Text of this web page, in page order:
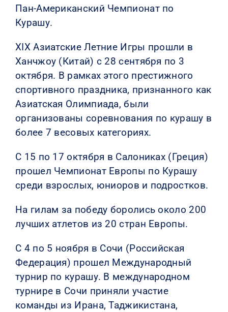
Пан-Американский Чемпионат по
Курашу.
XIX Азиатские Летние Игры прошли в
Ханчжоу (Китай) с 28 сентября по 3
октября. В рамках этого престижного
спортивного праздника, признанного как
Азиатская Олимпиада, были
организованы соревнования по курашу в
более 7 весовых категориях.
С 15 по 17 октября в Салониках (Греция)
прошел Чемпионат Европы по Курашу
среди взрослых, юниоров и подростков.
На гилам за победу боролись около 200
лучших атлетов из 20 стран Европы.
С 4 по 5 ноября в Сочи (Российская
Федерация) прошел Международный
турнир по курашу. В международном
турнире в Сочи приняли участие
команды из Ирана, Таджикистана,